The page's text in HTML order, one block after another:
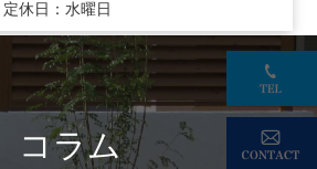
定休日：水曜日
コラム